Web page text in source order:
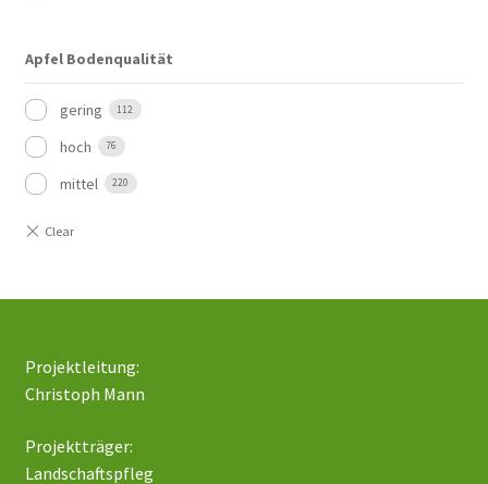
Apfel Bodenqualität
gering 112
hoch 76
mittel 220
Projektleitung:
Christoph Mann
Projektträger:
Landschaftspfleg